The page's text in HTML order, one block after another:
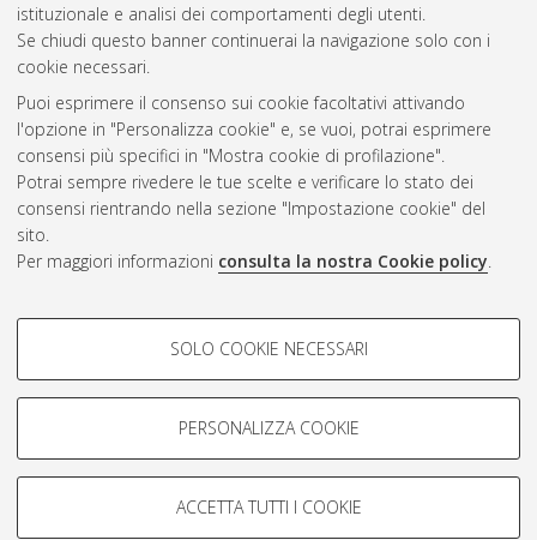
istituzionale e analisi dei comportamenti degli utenti.
Se chiudi questo banner continuerai la navigazione solo con i
cookie necessari.
Puoi esprimere il consenso sui cookie facoltativi attivando
l'opzione in "Personalizza cookie" e, se vuoi, potrai esprimere
consensi più specifici in "Mostra cookie di profilazione".
Potrai sempre rivedere le tue scelte e verificare lo stato dei
consensi rientrando nella sezione "Impostazione cookie" del
sito.
Per maggiori informazioni consulta la nostra Cookie policy.
COOKIE DI PROFILAZIONE -
Si tratta di cookie utilizzati per analizzare le caratteristiche della
navigazione degli utenti, creare profili in base al loro comportamento
Mostra cookie di profilazione
SOLO COOKIE NECESSARI
PERSONALIZZA COOKIE
ACCETTA TUTTI I COOKIE
Questa lista e' stata generata ilFri Aug 7 07:39:26 2026 CEST
Atom
Rss 1.0
Rss 2.0
AMS Laurea
Impostazioni Cookie
Informativa sulla privacy
Condizioni d’uso del sito